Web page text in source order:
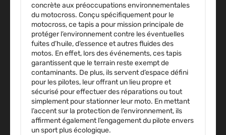
concrète aux préoccupations environnementales
du motocross. Conçu spécifiquement pour le
motocross, ce tapis a pour mission principale de
protéger l’environnement contre les éventuelles
fuites d’huile, d’essence et autres fluides des
motos. En effet, lors des événements, ces tapis
garantissent que le terrain reste exempt de
contaminants. De plus, ils servent d’espace défini
pour les pilotes, leur offrant un lieu propre et
sécurisé pour effectuer des réparations ou tout
simplement pour stationner leur moto. En mettant
l’accent sur la protection de l’environnement, ils
affirment également l’engagement du pilote envers
un sport plus écologique.